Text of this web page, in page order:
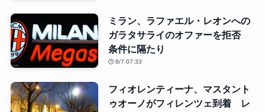
ミラン、ラファエル・レオンへの
ガラタサライのオファーを拒否
条件に隔たり
8/7 07:33
フィオレンティーナ、マスタント
ゥオーノがフィレンツェ到着 レ